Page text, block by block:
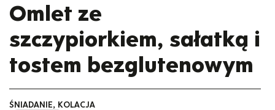
Omlet ze
szczypiorkiem, sałatką i
tostem bezglutenowym
ŚNIADANIE, KOLACJA